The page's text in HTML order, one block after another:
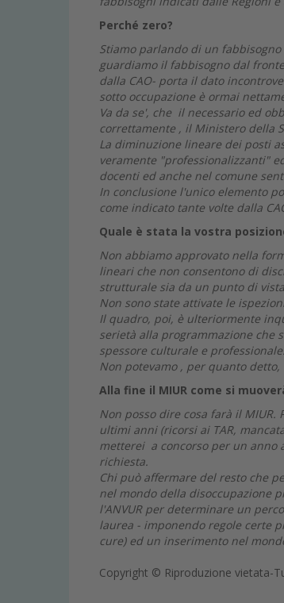
Perché zero?
Stiamo parlando di un
guardiamo il fabbisogno dal
dalla CAO- porta il dato
sotto occupazione è ormai
Va da se', che il necessario ed
correttamente , il Ministero della
La diminuzione lineare dei posti
veramente "professionalizzanti"
docenti ed anche nel comune
In conclusione l'unico elemento
come indicato tante volte dalla
Quale è stata la vostra
Non abbiamo approvato nella
lineari che non consentono di
strutturale sia da un punto di
Non sono state attivate le
Il quadro, poi, è ulteriormente
serietà alla programmazione che
spessore culturale e professionale.
Non potevamo , per quanto
Alla fine il MIUR come si
Non posso dire cosa farà il
ultimi anni (ricorsi ai TAR,
metterei a concorso per un anno
richiesta.
Chi può affermare del resto che
nel mondo della disoccupazione
l'ANVUR per determinare un
laurea - imponendo regole certe
cure) ed un inserimento nel
Copyright © Riproduzione vietata-